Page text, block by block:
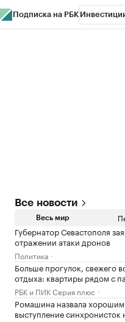
Подписка на РБК
Все новости
Весь мир
Губернатор Севастополя
отражении атаки дронов
Политика
Больше прогулок, свежего
отдыха: квартиры рядом с
РБК и ПИК Серия плюс
Ромашина назвала хорошим
выступление синхронисток